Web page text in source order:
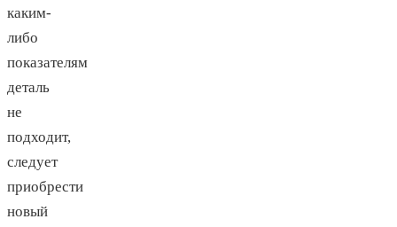
каким-
либо
показателям
деталь
не
подходит,
следует
приобрести
новый